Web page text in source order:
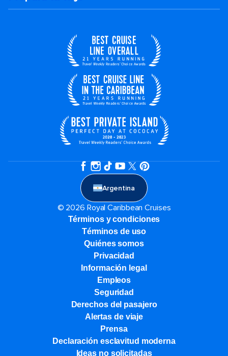
Argentina
© 2026 Royal Caribbean Cruises
Términos y condiciones
Términos de uso
Quiénes somos
Privacidad
Información legal
Empleos
Seguridad
Derechos del pasajero
Alertas de viaje
Prensa
Declaración esclavitud moderna
Ideas no solicitadas